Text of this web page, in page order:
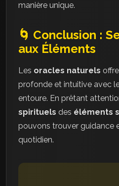
manière unique.
🌀 Conclusion :
aux Éléments
Les oracles naturels
profonde et intuitive avec
entoure. En prêtant
spirituels des éléments
pouvons trouver guidance
quotidien.